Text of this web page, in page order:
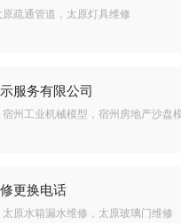
疏通管道，太原灯具维修
服务有限公司
州工业机械模型，宿州房地产沙盘
更换电话
原水箱漏水维修，太原玻璃门维修